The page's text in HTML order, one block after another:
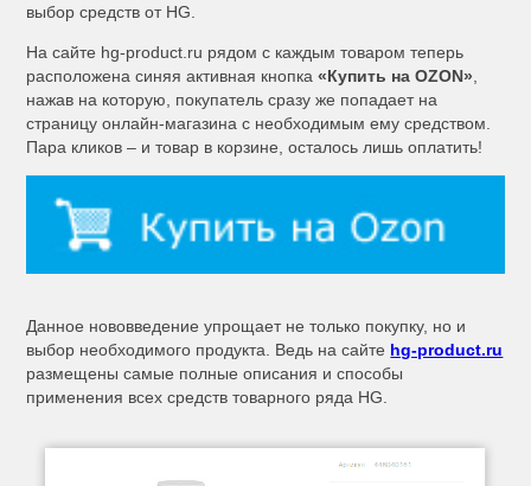
выбор средств от HG.
На сайте hg-product.ru рядом с каждым товаром теперь
расположена синяя активная кнопка«Купить на OZON»
нажав на которую, покупатель сразу же попадает на
страницу онлайн-магазина с необходимым ему средством.
Пара кликов – и товар в корзине, осталось лишь оплатить!
Данное нововведение упрощает не только покупку, но и
выбор необходимого продукта. Ведь на сайте hg-product.ru
размещены самые полные описания и способы
применения всех средств товарного ряда HG.